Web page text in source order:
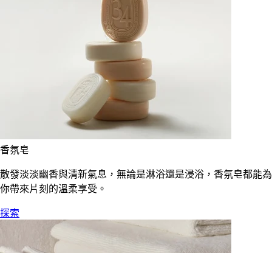
香氛皂
散發淡淡幽香與清新氣息，無論是淋浴還是浸浴，香氛皂都能為
你帶來片刻的溫柔享受。
探索